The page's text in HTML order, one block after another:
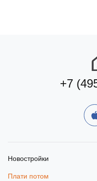
+7
Новостройки
Плати потом